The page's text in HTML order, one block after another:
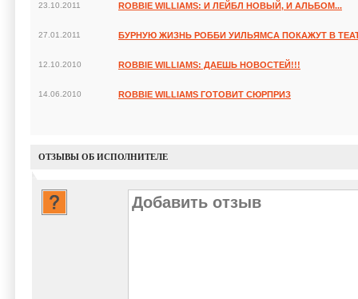
23.10.2011 ROBBIE WILLIAMS: И ЛЕЙБЛ НОВЫЙ, И АЛЬБОМ...
27.01.2011 БУРНУЮ ЖИЗНЬ РОББИ УИЛЬЯМСА ПОКАЖУТ В
12.10.2010 ROBBIE WILLIAMS: ДАЕШЬ НОВОСТЕЙ!!!
14.06.2010 ROBBIE WILLIAMS ГОТОВИТ СЮРПРИЗ
ОТЗЫВЫ ОБ ИСПОЛНИТЕЛЕ